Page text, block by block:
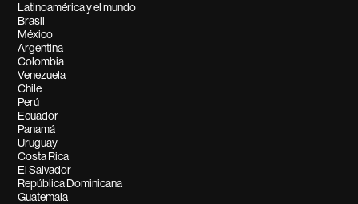
Latinoamérica y el mundo
Brasil
México
Argentina
Colombia
Venezuela
Chile
Perú
Ecuador
Panamá
Uruguay
Costa Rica
El Salvador
República Dominicana
Guatemala